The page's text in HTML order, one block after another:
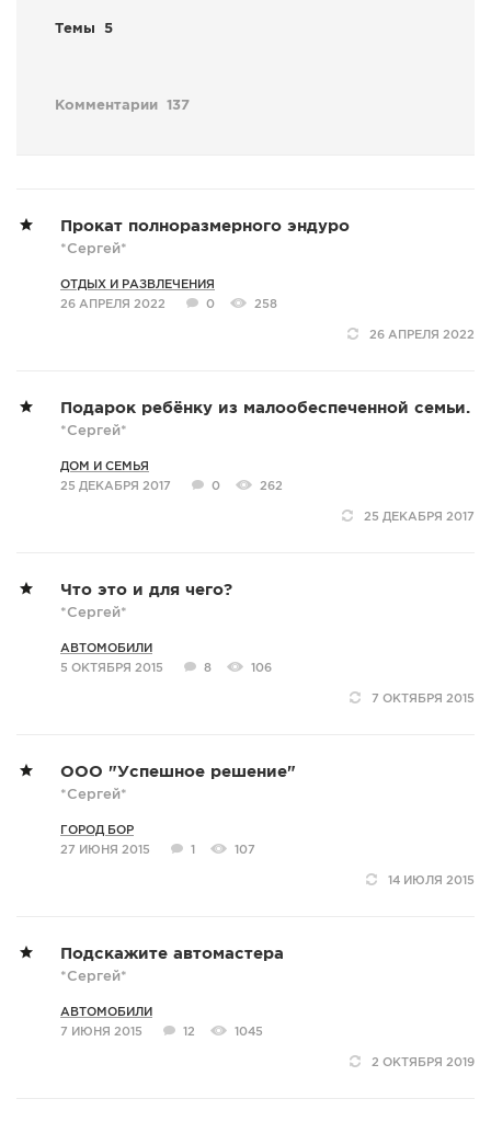
Темы 5
Комментарии 137
Прокат полноразмерного эндуро
*Сергей*
ОТДЫХ И РАЗВЛЕЧЕНИЯ
26 АПРЕЛЯ 2022
0 258
26 АПРЕЛЯ 2022
Подарок ребёнку из малообеспеченной семьи.
*Сергей*
ДОМ И СЕМЬЯ
25 ДЕКАБРЯ 2017
0 262
25 ДЕКАБРЯ 2017
Что это и для чего?
*Сергей*
АВТОМОБИЛИ
5 ОКТЯБРЯ 2015
8 106
7 ОКТЯБРЯ 2015
ООО "Успешное решение"
*Сергей*
ГОРОД БОР
27 ИЮНЯ 2015
1 107
14 ИЮЛЯ 2015
Подскажите автомастера
*Сергей*
АВТОМОБИЛИ
7 ИЮНЯ 2015
12 1045
2 ОКТЯБРЯ 2019